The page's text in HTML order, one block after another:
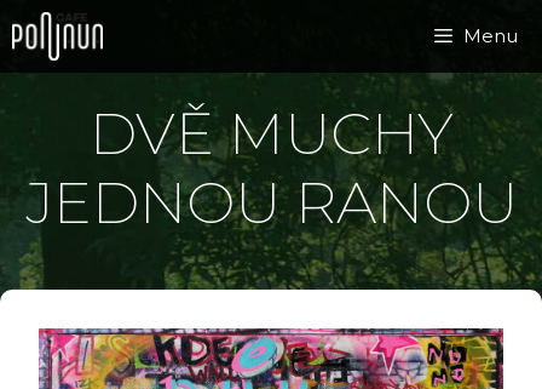
Přeskočit
na
obsah
Menu
DVĚ MUCHY
JEDNOU RANOU